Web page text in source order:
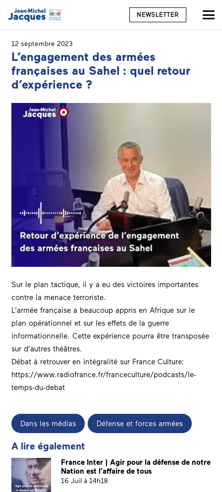
NEWSLETTER
12 septembre 2023
L’engagement des armées
françaises au Sahel : quel retour
d’expérience ?
Sur le plan tactique, il y a eu des victoires importantes
contre la menace terroriste.
L’armée française a beaucoup appris en Afrique sur le
plan opérationnel et sur les effets de la guerre
informationnelle. Cette expérience pourra être transposée
sur d’autres théâtres.
Débat à retrouver en intégralité surFrance Culture:
https://www.radiofrance.fr/franceculture/podcasts/le-
temps-du-debat
Dans les médias Défense et forces armées
A lire également
France Inter | Agir pour la défense de notre
Nation est l’affaire de tous
16 Juil à 14h18